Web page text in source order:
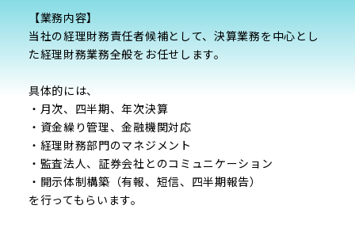
【業務内容】
当社の経理財務責任者候補として、決算業務を中心とし
た経理財務業務全般をお任せします。
具体的には、
・月次、四半期、年次決算
・資金繰り管理、金融機関対応
・経理財務部門のマネジメント
・監査法人、証券会社とのコミュニケーション
・開示体制構築（有報、短信、四半期報告）
を行ってもらいます。